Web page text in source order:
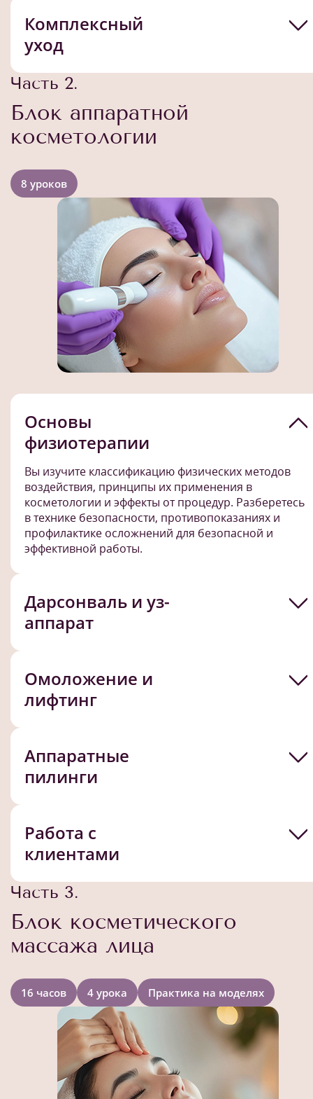
Комплексный
уход
Часть 2.
Блок аппаратной
косметологии
8 уроков
Основы
физиотерапии
Вы изучите классификацию физических методов
воздействия, принципы их применения в
косметологии и эффекты от процедур. Разберетесь
в технике безопасности, противопоказаниях и
профилактике осложнений для безопасной и
эффективной работы.
Дарсонваль и уз-
аппарат
Омоложение и
лифтинг
Аппаратные
пилинги
Работа с
клиентами
Часть 3.
Блок косметического
массажа лица
16 часов 4 урока Практика на моделях